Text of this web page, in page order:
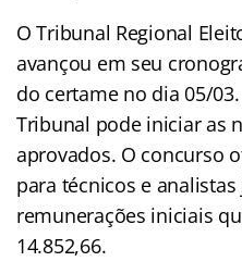
O Tribunal Regional
avançou em seu
do certame no dia 05/
Tribunal pode iniciar as
aprovados. O concurso
para técnicos e
remunerações iniciais
14.852,66.